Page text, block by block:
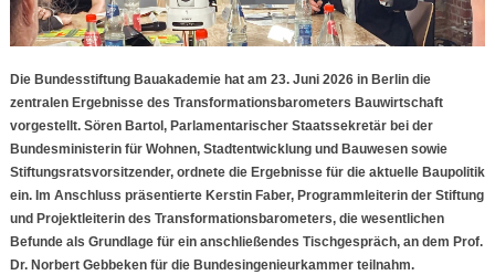
Die Bundesstiftung Bauakademie hat am 23. Juni 2026 in Berlin die
zentralen Ergebnisse des Transformationsbarometers Bauwirtschaft
vorgestellt. Sören Bartol, Parlamentarischer Staatssekretär bei der
Bundesministerin für Wohnen, Stadtentwicklung und Bauwesen sowie
Stiftungsratsvorsitzender, ordnete die Ergebnisse für die aktuelle Baupolitik
ein. Im Anschluss präsentierte Kerstin Faber, Programmleiterin der Stiftung
und Projektleiterin des Transformationsbarometers, die wesentlichen
Befunde als Grundlage für ein anschließendes Tischgespräch, an dem Prof.
Dr. Norbert Gebbeken für die Bundesingenieurkammer teilnahm.